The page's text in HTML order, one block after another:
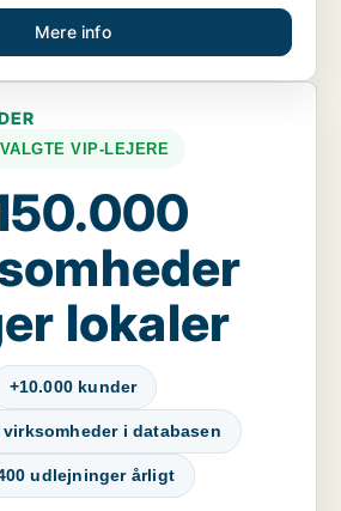
Mere info
VIP-LEJERE
lokaler
+10.000 kunder
virksomheder i databasen
udlejninger årligt